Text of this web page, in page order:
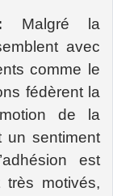
: Malgré la
avec
comme le
fédèrent la
de la
un sentiment
est
motivés,